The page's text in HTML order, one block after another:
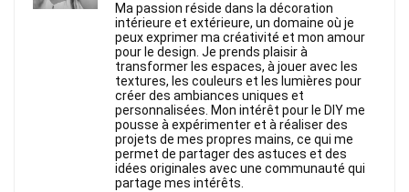
Ma passion réside dans la décoration
intérieure et extérieure, un domaine où je
peux exprimer ma créativité et mon amour
pour le design. Je prends plaisir à
transformer les espaces, à jouer avec les
textures, les couleurs et les lumières pour
créer des ambiances uniques et
personnalisées. Mon intérêt pour le DIY me
pousse à expérimenter et à réaliser des
projets de mes propres mains, ce qui me
permet de partager des astuces et des
idées originales avec une communauté qui
partage mes intérêts.